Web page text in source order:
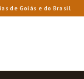
de Goiás e do Brasil